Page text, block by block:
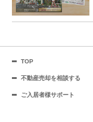
TOP
不動産売却を相談する
ご入居者様サポート